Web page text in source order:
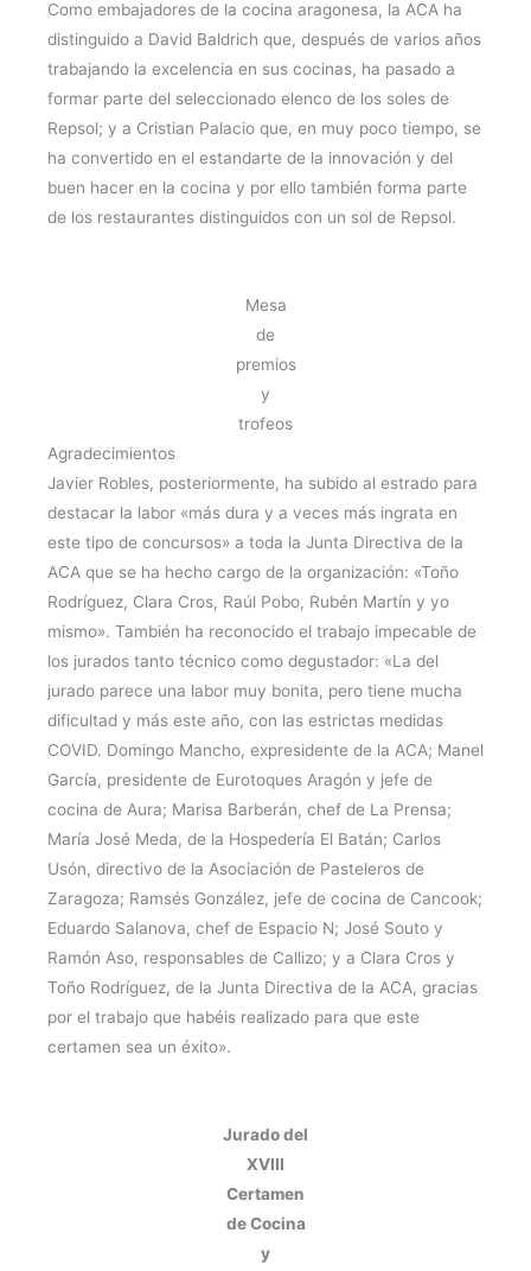
Como embajadores de la cocina aragonesa, la ACA ha
distinguido a David Baldrich que, después de varios años
trabajando la excelencia en sus cocinas, ha pasado a
formar parte del seleccionado elenco de los soles de
Repsol; y a Cristian Palacio que, en muy poco tiempo, se
ha convertido en el estandarte de la innovación y del
buen hacer en la cocina y por ello también forma parte
de los restaurantes distinguidos con un sol de Repsol.
Mesa
de
premios
y
trofeos
Agradecimientos
Javier Robles, posteriormente, ha subido al estrado para
destacar la labor «más dura y a veces más ingrata en
este tipo de concursos» a toda la Junta Directiva de la
ACA que se ha hecho cargo de la organización: «Toño
Rodríguez, Clara Cros, Raúl Pobo, Rubén Martín y yo
mismo». También ha reconocido el trabajo impecable de
los jurados tanto técnico como degustador: «La del
jurado parece una labor muy bonita, pero tiene mucha
dificultad y más este año, con las estrictas medidas
COVID. Domingo Mancho, expresidente de la ACA; Manel
García, presidente de Eurotoques Aragón y jefe de
cocina de Aura; Marisa Barberán, chef de La Prensa;
María José Meda, de la Hospedería El Batán; Carlos
Usón, directivo de la Asociación de Pasteleros de
Zaragoza; Ramsés González, jefe de cocina de Cancook;
Eduardo Salanova, chef de Espacio N; José Souto y
Ramón Aso, responsables de Callizo; y a Clara Cros y
Toño Rodríguez, de la Junta Directiva de la ACA, gracias
por el trabajo que habéis realizado para que este
certamen sea un éxito».
Jurado del
XVIII
Certamen
de Cocina
y